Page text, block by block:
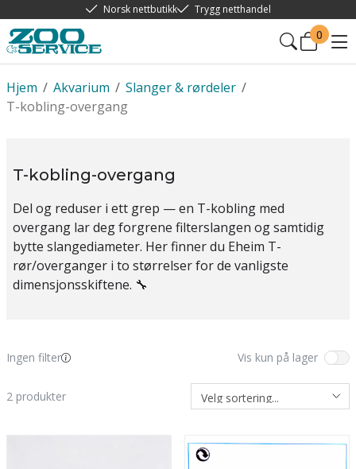
Norsk nettbutikk Trygg netthandel
0
/
Hjem /
Akvarium /
Slanger & rørdeler
T-kobling-overgang
T-kobling-overgang
Del og reduser i ett grep — en T-kobling med
overgang lar deg forgrene filterslangen og samtidig
bytte slangediameter. Her finner du Eheim T-
rør/overganger i to størrelser for de vanligste
dimensjonsskiftene. 🔧
Ingen filter Vis kun på lager
2 produkter